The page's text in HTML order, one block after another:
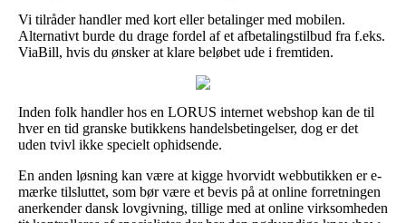
Vi tilråder handler med kort eller betalinger med mobilen.
Alternativt burde du drage fordel af et afbetalingstilbud fra f.eks.
ViaBill, hvis du ønsker at klare beløbet ude i fremtiden.
Inden folk handler hos en LORUS internet webshop kan de til
hver en tid granske butikkens handelsbetingelser, dog er det
uden tvivl ikke specielt ophidsende.
En anden løsning kan være at kigge hvorvidt webbutikken er e-
mærke tilsluttet, som bør være et bevis på at online forretningen
anerkender dansk lovgivning, tillige med at online virksomheden